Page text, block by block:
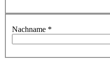
Nachname *